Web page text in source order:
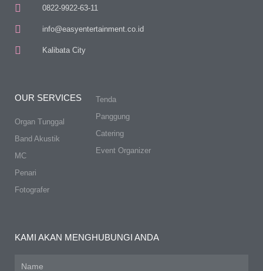
0822-9922-63-11
info@easyentertainment.co.id
Kalibata City
OUR SERVICES
Organ Tunggal
Band Akustik
MC
Penari
Fotografer
Tenda
Panggung
Catering
Event Organizer
KAMI AKAN MENGHUBUNGI ANDA